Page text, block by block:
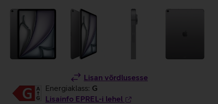
Lisan võrdlusesse
Energiaklass: G
Lisainfo EPREL-i lehel